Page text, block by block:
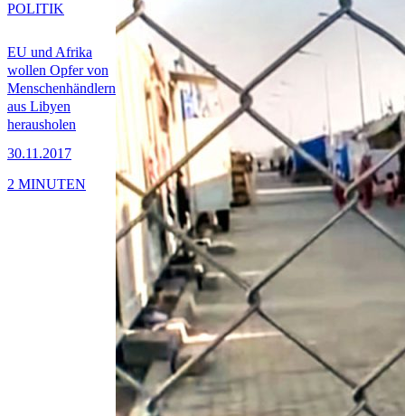
EU und Afrika
wollen Opfer von
Menschenhändlern
aus Libyen
herausholen
30.11.2017
POLITIK
2 MINUTEN